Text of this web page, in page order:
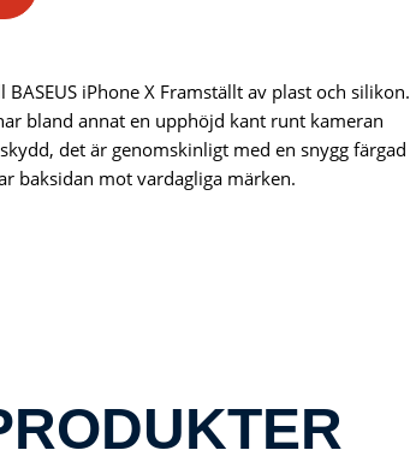
iPhone X Framställt av plast och silikon.
bland annat en upphöjd kant runt kameran
det är genomskinligt med en snygg färgad
baksidan mot vardagliga märken.